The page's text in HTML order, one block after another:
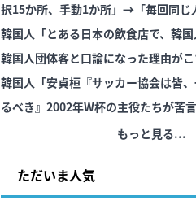
択15か所、手動1か所」→「毎回同じ
がおかしい」
韓国人「とある日本の飲食店で、韓
韓国人団体客と口論になった理由が
ら・・・」
韓国人「安貞桓『サッカー協会は皆
るべき』2002年W杯の主役たちが苦
もっと見る...
ただいま人気